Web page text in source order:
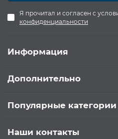
Я прочитал и согласен с
конфиденциальности
Информация
Дополнительно
Популярные категории
Наши контакты